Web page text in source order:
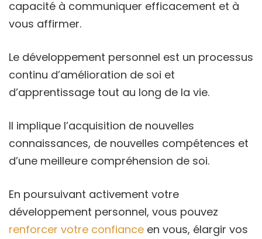
capacité à communiquer efficacement et à
vous affirmer.
Le développement personnel est un processus
continu d’amélioration de soi et
d’apprentissage tout au long de la vie.
Il implique l’acquisition de nouvelles
connaissances, de nouvelles compétences et
d’une meilleure compréhension de soi.
En poursuivant activement votre
développement personnel, vous pouvez
renforcer votre confiance en vous, élargir vos